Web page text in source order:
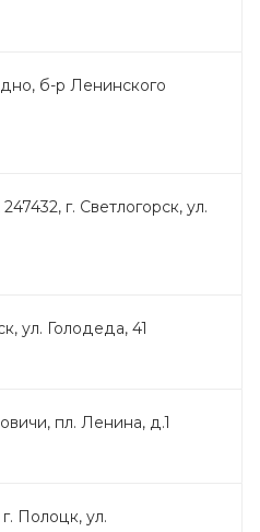
б-р Ленинского
г. Светлогорск, ул.
ул. Голодеда, 41
пл. Ленина, д.1
Полоцк, ул.